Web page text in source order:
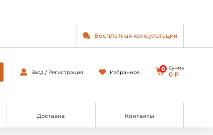
Бесплатная консультация
Вход / Регистрация Избранное 0 Сумма
0 ₽
Доставка Контакты